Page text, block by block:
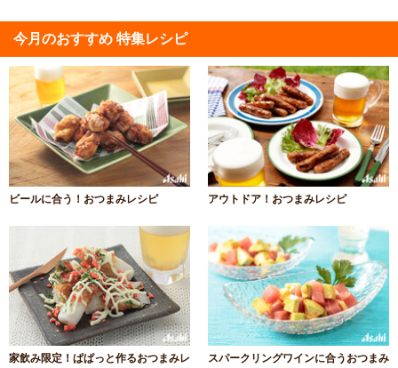
今月のおすすめ 特集レシピ
ビールに合う！おつまみレシピ アウトドア！おつまみレシピ
家飲み限定！ぱぱっと作るおつまみレ
スパークリングワインに合うおつまみ